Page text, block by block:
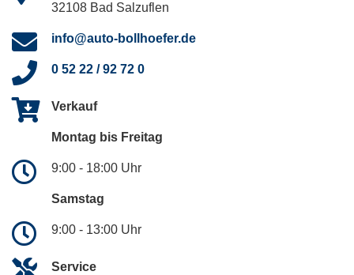
32108 Bad Salzuflen
info@auto-bollhoefer.de
0 52 22 / 92 72 0
Verkauf
Montag bis Freitag
9:00 - 18:00 Uhr
Samstag
9:00 - 13:00 Uhr
Service